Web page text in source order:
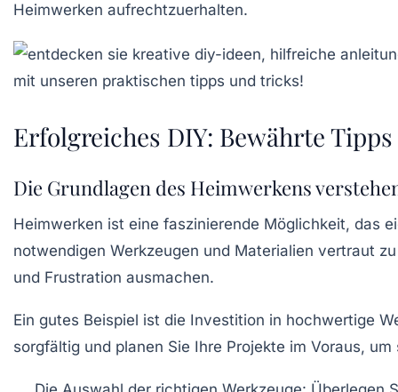
Heimwerken aufrechtzuerhalten.
Erfolgreiches DIY: Bewährte
Die Grundlagen des Heimwerkens
Heimwerken ist eine faszinierende Möglichkeit, das
notwendigen Werkzeugen und Materialien vertraut
und Frustration ausmachen.
Ein gutes Beispiel ist die Investition in hochwertige
sorgfältig und planen Sie Ihre Projekte im Voraus,